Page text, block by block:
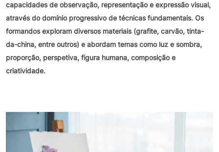
capacidades de observação, representação e expressão visual,
através do domínio progressivo de técnicas fundamentais. Os
formandos exploram diversos materiais (grafite, carvão, tinta-
da-china, entre outros) e abordam temas como luz e sombra,
proporção, perspetiva, figura humana, composição e
criatividade.